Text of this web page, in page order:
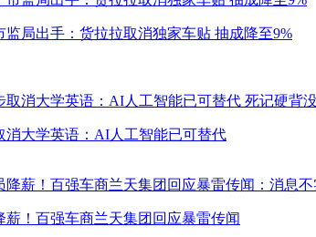
监局出手：货拉拉取消独家车贴 抽成降至9%
消大学英语：AI人工智能已可替代
！百强车商兰天集团回应暴雷传闻